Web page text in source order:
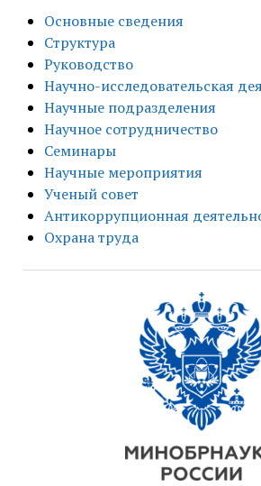
Основные сведения
Структура
Руководство
Научно-исследовательская
Научные подразделения
Научное сотрудничество
Семинары
Научные мероприятия
Ученый совет
Антикоррупционная
Охрана труда